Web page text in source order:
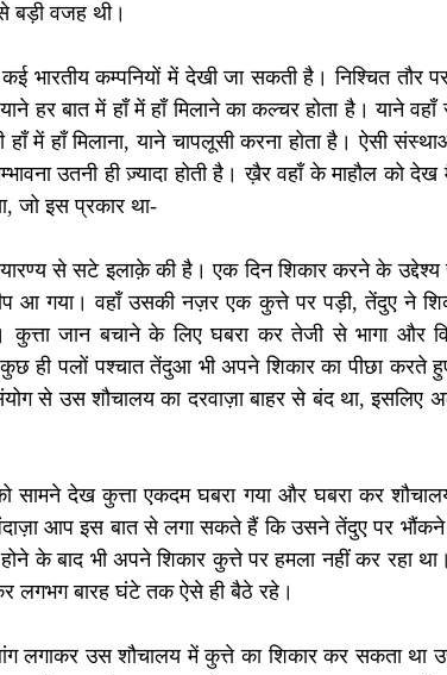
बड़ी वजह थी।
भारतीय कम्पनियों में देखी जा सकती है। निश्चित
हर बात में हाँ में हाँ मिलाने का कल्चर होता है। याने
हाँ में हाँ मिलाना, याने चापलूसी करना होता है। ऐसी
उतनी ही ज़्यादा होती है। ख़ैर वहाँ के माहौल को
जो इस प्रकार था-
से सटे इलाक़े की है। एक दिन शिकार करने के
आ गया। वहाँ उसकी नज़र एक कुत्ते पर पड़ी, तेंदुए ने
कुत्ता जान बचाने के लिए घबरा कर तेजी से भागा और
ही पलों पश्चात तेंदुआ भी अपने शिकार का पीछा करते
से उस शौचालय का दरवाज़ा बाहर से बंद था, इसलिए
सामने देख कुत्ता एकदम घबरा गया और घबरा कर
आप इस बात से लगा सकते हैं कि उसने तेंदुए पर भौंकने
के बाद भी अपने शिकार कुत्ते पर हमला नहीं कर रहा
लगभग बारह घंटे तक ऐसे ही बैठे रहे।
उस शौचालय में कुत्ते का शिकार कर सकता था